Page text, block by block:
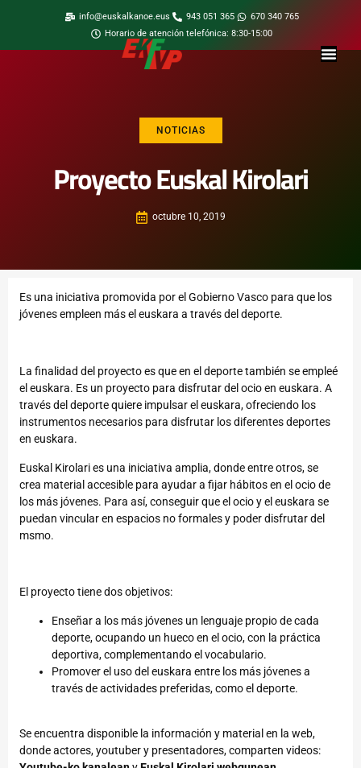
info@euskalkanoe.eus 943 051 365
670 340 765
Horario de atención telefónica: 8:30-15:00
NOTICIAS
Proyecto Euskal Kirolari
octubre 10, 2019
Es una iniciativa promovida por el Gobierno Vasco para que los
jóvenes empleen más el euskara a través del deporte.
La finalidad del proyecto es que en el deporte también se empleé
el euskara. Es un proyecto para disfrutar del ocio en euskara. A
través del deporte quiere impulsar el euskara, ofreciendo los
instrumentos necesarios para disfrutar los diferentes deportes
en euskara.
Euskal Kirolari es una iniciativa amplia, donde entre otros, se
crea material accesible para ayudar a fijar hábitos en el ocio de
los más jóvenes. Para así, conseguir que el ocio y el euskara se
puedan vincular en espacios no formales y poder disfrutar del
msmo.
El proyecto tiene dos objetivos:
Enseñar a los más jóvenes un lenguaje propio de cada
deporte, ocupando un hueco en el ocio, con la práctica
deportiva, complementando el vocabulario.
Promover el uso del euskara entre los más jóvenes a
través de actividades preferidas, como el deporte.
Se encuentra disponible la información y material en la web,
donde actores, youtuber y presentadores, comparten videos: